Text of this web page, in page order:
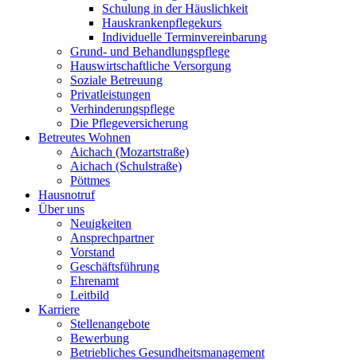
Schulung in der Häuslichkeit
Hauskrankenpflegekurs
Individuelle Terminvereinbarung
Grund- und Behandlungspflege
Hauswirtschaftliche Versorgung
Soziale Betreuung
Privatleistungen
Verhinderungspflege
Die Pflegeversicherung
Betreutes Wohnen
Aichach (Mozartstraße)
Aichach (Schulstraße)
Pöttmes
Hausnotruf
Über uns
Neuigkeiten
Ansprechpartner
Vorstand
Geschäftsführung
Ehrenamt
Leitbild
Karriere
Stellenangebote
Bewerbung
Betriebliches Gesundheitsmanagement